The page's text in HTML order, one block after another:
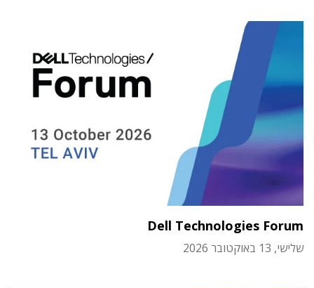
Dell Technologies Forum
שלישי, 13 באוקטובר 2026